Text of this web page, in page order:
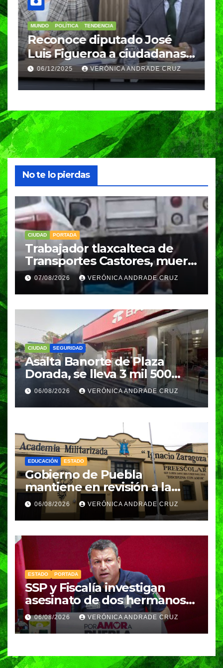
MUNDO POLÍTICA TENDENCIA
Reconoce diputado José
Luis Figueroa a ciudadanas y
ciudadanos que
contribuyeron a generar y
06/12/2025 VERÓNICA ANDRADE CRUZ
No te lo pierdas
CIUDAD PORTADA
Trabajador tlaxcalteca de
Transportes Castores, muere
aplastado por azulejos en
Puebla
07/08/2026 VERÓNICA ANDRADE CRUZ
CIUDAD SEGURIDAD
Asalta Banorte de Plaza
Dorada, se lleva 3 mil 500
pesos
06/08/2026 VERÓNICA ANDRADE CRUZ
EDUCACIÓN ESTADO
Gobierno de Puebla
mantiene en revisión a la
Academia Militarizada para
seguir operando: Armenta
06/08/2026 VERÓNICA ANDRADE CRUZ
ESTADO PORTADA
SSP y Fiscalía investigan
asesinato de dos hermanos
en Huixcolotla; refuerzan
seguridad en la Central de
Abasto
06/08/2026 VERÓNICA ANDRADE CRUZ